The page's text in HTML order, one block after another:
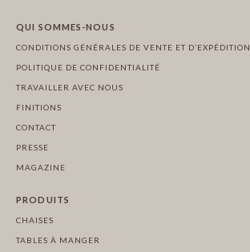
QUI SOMMES-NOUS
CONDITIONS GÉNÉRALES DE VENTE ET D’EXPÉDITION
POLITIQUE DE CONFIDENTIALITÉ
TRAVAILLER AVEC NOUS
FINITIONS
CONTACT
PRESSE
MAGAZINE
PRODUITS
CHAISES
TABLES À MANGER